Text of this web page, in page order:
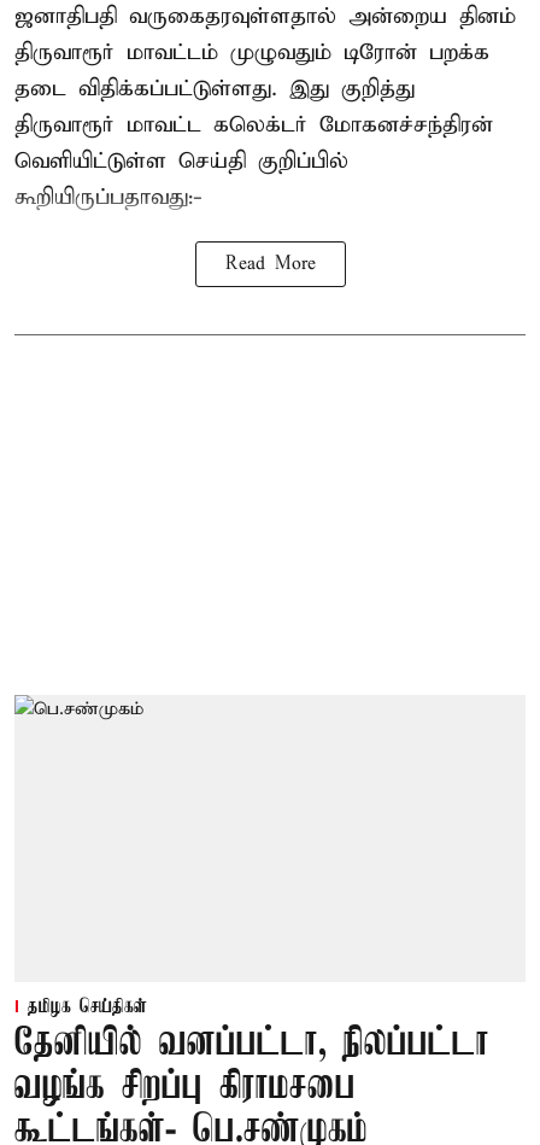
ஜனாதிபதி வருகைதரவுள்ளதால் அன்றைய தினம்
திருவாரூர் மாவட்டம் முழுவதும் டிரோன் பறக்க
தடை விதிக்கப்பட்டுள்ளது. இது குறித்து
திருவாரூர் மாவட்ட கலெக்டர் மோகனச்சந்திரன்
வெளியிட்டுள்ள செய்தி குறிப்பில்
கூறியிருப்பதாவது:-
Read More
தமிழக செய்திகள்
தேனியில் வனப்பட்டா, நிலப்பட்டா
வழங்க சிறப்பு கிராமசபை
கூட்டங்கள்- பெ.சண்முகம்